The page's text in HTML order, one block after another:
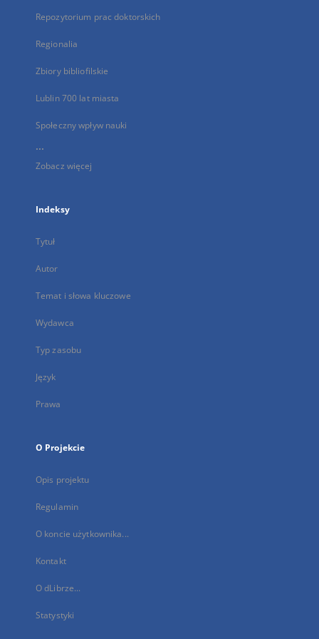
Repozytorium prac doktorskich
Regionalia
Zbiory bibliofilskie
Lublin 700 lat miasta
Społeczny wpływ nauki
...
Zobacz więcej
Indeksy
Tytuł
Autor
Temat i słowa kluczowe
Wydawca
Typ zasobu
Język
Prawa
O Projekcie
Opis projektu
Regulamin
O koncie użytkownika...
Kontakt
O dLibrze...
Statystyki